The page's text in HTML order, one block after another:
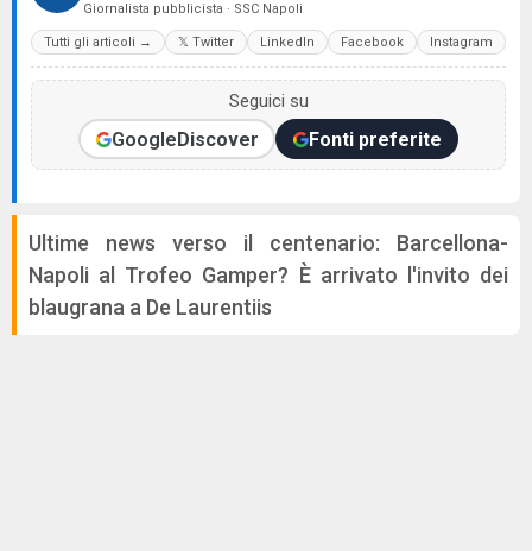
Giornalista pubblicista · SSC Napoli
Tutti gli articoli → 𝕏 Twitter LinkedIn Facebook Instagram
Seguici su
GoogleDiscover Fonti preferite
Ultime news verso il centenario: Barcellona-
Napoli al Trofeo Gamper? È arrivato l'invito dei
blaugrana a De Laurentiis